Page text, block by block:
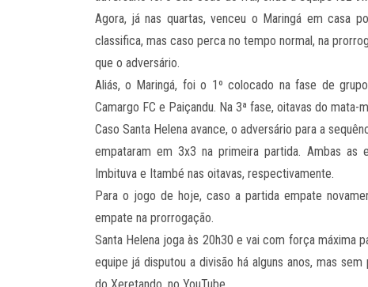
Agora, já nas quartas, venceu o Maringá em casa
classifica, mas caso perca no tempo normal, na
que o adversário.
Aliás, o Maringá, foi o 1º colocado na fase de
Camargo FC e Paiçandu. Na 3ª fase, oitavas do
Caso Santa Helena avance, o adversário para a
empataram em 3x3 na primeira partida. Ambas
Imbituva e Itambé nas oitavas, respectivamente.
Para o jogo de hoje, caso a partida empate
empate na prorrogação.
Santa Helena joga às 20h30 e vai com força máxima
equipe já disputou a divisão há alguns anos, mas